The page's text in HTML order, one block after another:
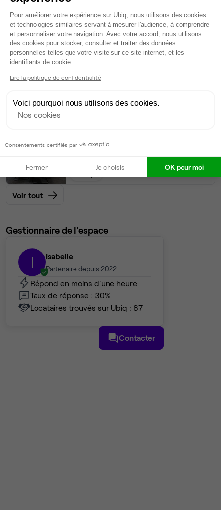
9 490 €
Dispo
Bureau privé• 1er étage
15postes • 60 m²
Dispo
10 postes • 50 m²
Voir tout
Gestionnaire de l'espace
I Isabelle
Partenaire depuis 2022
Répond en moins d'une heure
Taux de réponse : 30%
Locataires trouvés sur Ubiq : 87
Contacter
Plateforme de Gestion du
Pour améliorer votre expérience sur Ubiq, nous utilisons des cookies
et technologies similaires servant à mesurer l'audience, à comprendre
et personnaliser votre navigation. Avec votre accord, nous utilisons
des cookies pour stocker, consulter et traiter des données
personnelles telles que votre visite sur ce site internet, et les
identifiants de cookie.
Lire la politique de confidentialité
Voici pourquoi nous utilisons des cookies.
Nos cookies
Consentements certifiés par
Fermer Je choisis OK pour moi